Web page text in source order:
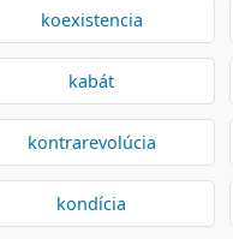
koexistencia
kabát
kontrarevolúcia
kondícia